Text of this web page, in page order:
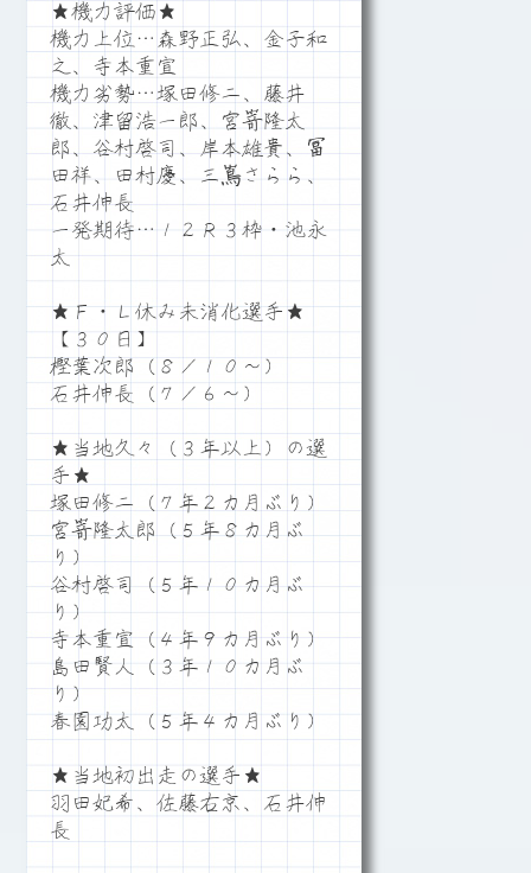
★機力評価★
機力上位…森野正弘、金子和
之、寺本重宣
機力劣勢…塚田修二、藤井
徹、津留浩一郎、宮嵜隆太
郎、谷村啓司、岸本雄貴、冨
田祥、田村慶、三嶌さらら、
石井伸長
一発期待…１２Ｒ３枠・池永
太
★Ｆ・Ｌ休み未消化選手★
【３０日】
樫葉次郎（８／１０～）
石井伸長（７／６～）
★当地久々（３年以上）の選
手★
塚田修二（７年２カ月ぶり）
宮嵜隆太郎（５年８カ月ぶ
り）
谷村啓司（５年１０カ月ぶ
り）
寺本重宣（４年９カ月ぶり）
島田賢人（３年１０カ月ぶ
り）
春園功太（５年４カ月ぶり）
★当地初出走の選手★
羽田妃希、佐藤右京、石井伸
長